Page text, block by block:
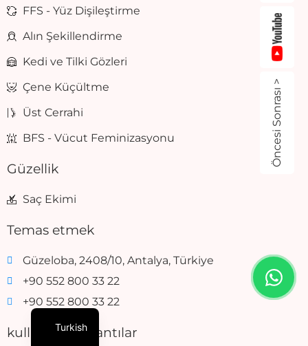
FFS - Yüz Dişileştirme
Alın Şekillendirme
Kedi ve Tilki Gözleri
Çene Küçültme
Üst Cerrahi
BFS - Vücut Feminizasyonu
Güzellik
Saç Ekimi
Temas etmek
Güzeloba, 2408/10, Antalya, Türkiye
+90 552 800 33 22
+90 552 800 33 22
kullanışlı bağlantılar
Öncesi Sonrası >
Turkish